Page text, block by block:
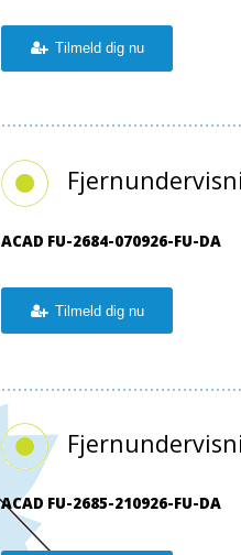
Tilmeld dig nu
ACAD FU-2684-070926-FU-DA
Tilmeld dig nu
ACAD FU-2685-210926-FU-DA